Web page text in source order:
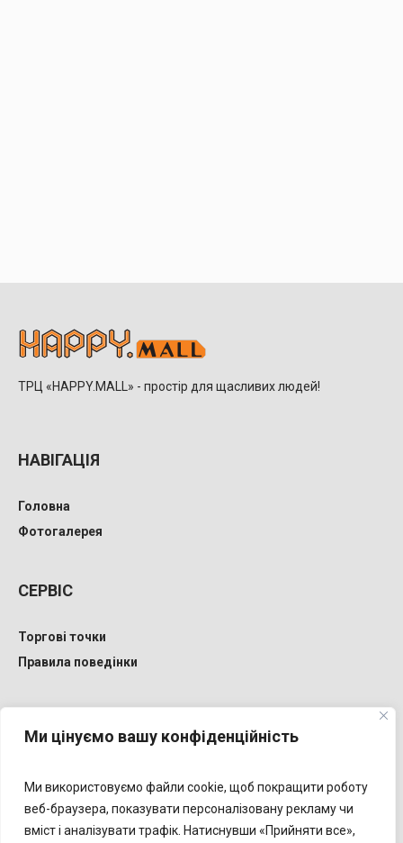
Ми цінуємо вашу конфіденційність
Ми використовуємо файли cookie, щоб покращити роботу
веб-браузера, показувати персоналізовану рекламу чи
вміст і аналізувати трафік. Натиснувши «Прийняти все»,
ТРЦ «HAPPY.MALL» - простір для щасливих людей!
НАВІГАЦІЯ
Головна
Фотогалерея
СЕРВІС
Торгові точки
Правила поведінки
+38 (050) 251 0944